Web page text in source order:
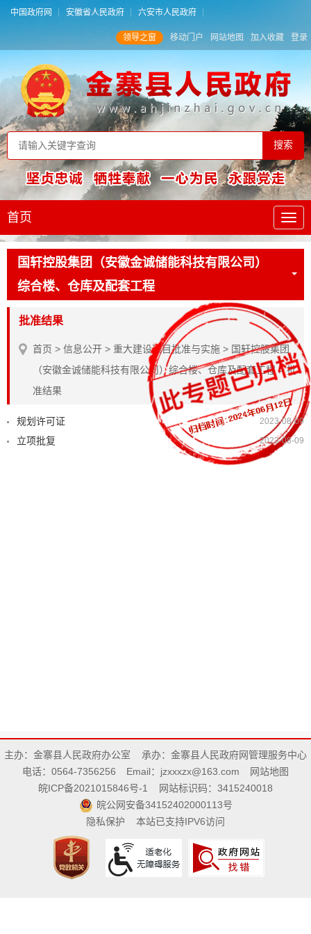
中国政府网 安徽省人民政府 六安市人民政府
领导之窗 移动门户 网站地图 加入收藏 登录
首页
国轩控股集团（安徽金诚储能科技有限公司）
综合楼、仓库及配套工程
批准结果
首页 > 信息公开 > 重大建设项目批准与实施 > 国轩控股集团
（安徽金诚储能科技有限公司）综合楼、仓库及配套工程 > 批
准结果
规划许可证 2023-08-09
立项批复 2023-08-09
主办：金寨县人民政府办公室
承办：金寨县人民政府网管理服务中心
电话：0564-7356256
Email：jzxxxzx@163.com
网站地图
皖ICP备2021015846号-1
网站标识码：3415240018
皖公网安备34152402000113号
隐私保护
本站已支持IPV6访问